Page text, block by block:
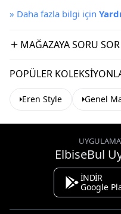
» Daha fazla bilgi için
MAĞAZAYA SORU SOR
POPÜLER
Eren Style Genel
ElbiseBul
İNDİR
Google